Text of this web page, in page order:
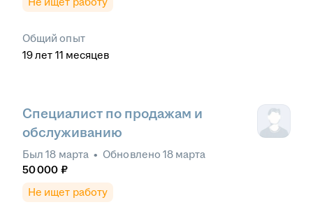
Общий опыт
19лет 11 месяцев
Специалист по продажам и
обслуживанию
Был 18 марта • Обновлено 18 марта
50 000 ₽
Не ищет работу